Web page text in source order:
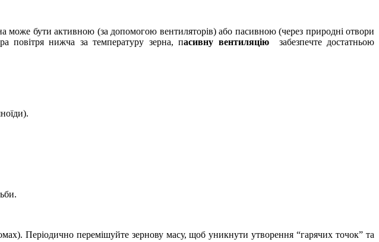
може бути активною (за допомогою вентиляторів) або пасивною (через природні отвори
повітря нижча за температуру зерна, пасивну вентиляцію
забезпечте достатньою
Періодично перемішуйте зернову масу, щоб уникнути утворення “гарячих точок” та